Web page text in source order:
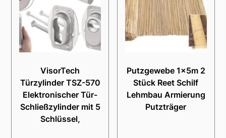
VisorTech
Türzylinder TSZ-570
Elektronischer Tür-
Schließzylinder mit 5
Schlüssel,
Putzgewebe 1x5m 2
Stück Reet Schilf
Lehmbau Armierung
Putzträger